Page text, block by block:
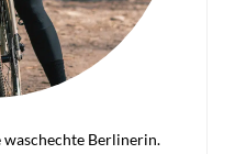
waschechte Berlinerin.